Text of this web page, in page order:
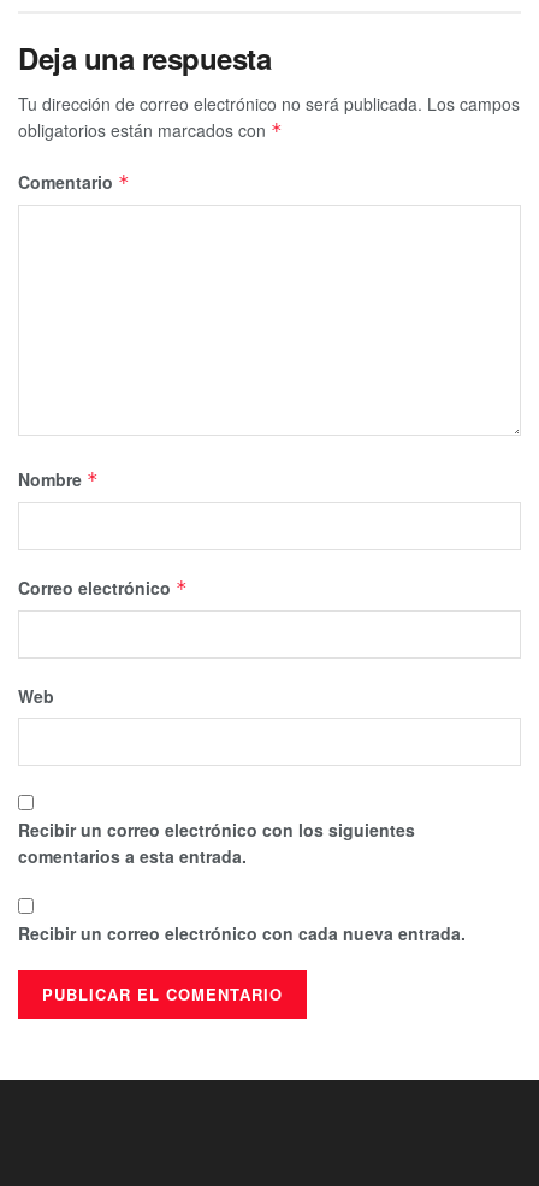
Deja una respuesta
Tu dirección de correo electrónico no será publicada. Los campos
obligatorios están marcados con *
Comentario *
Nombre *
Correo electrónico *
Web
Recibir un correo electrónico con los siguientes
comentarios a esta entrada.
Recibir un correo electrónico con cada nueva entrada.